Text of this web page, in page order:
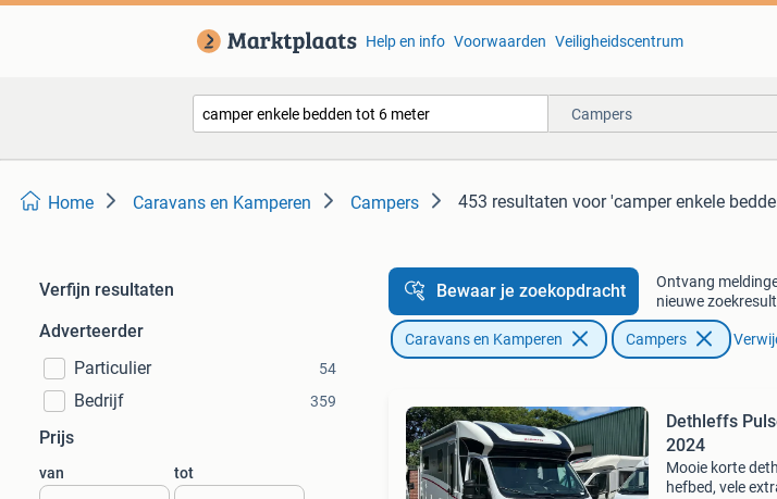
Help en info Voorwaarden Veiligheidscentrum
Campers
Home Caravans en Kamperen Campers 453 resultaten voor 'camper enkele
Verfijn resultaten
Adverteerder
Particulier
54
Bedrijf 359
Prijs
van tot
Bewaar je zoekopdracht
Ontvang
nieuwe
Caravans en Kamperen Campers
Dethleffs Pulse GT
2024
Mooie korte
hefbed, vele